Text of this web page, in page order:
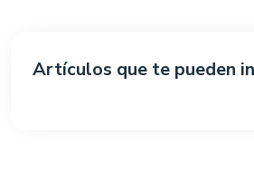
Artículos que te pueden